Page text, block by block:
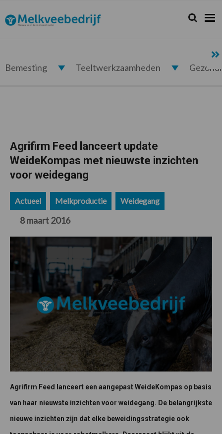
de
hoofdnavigatie
de
hoofd
de
eerste
de
voettekst
Melkveebedrijf.nl Zoeken...
Zoek
Bemesting Teeltwerkzaamheden
Agrifirm Feed lanceert update
WeideKompas met nieuwste inzichten
voor weidegang
Actueel Melkproductie Weidegang
8 maart 2016
Agrifirm Feed lanceert een aangepast WeideKompas op basis
van haar nieuwste inzichten voor weidegang. De belangrijkste
nieuwe inzichten zijn dat elke beweidingsstrategie ook